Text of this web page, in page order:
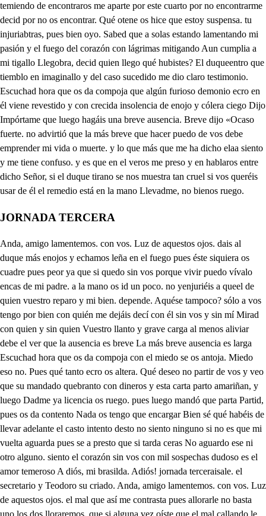
JORNADA TERCERA
Anda, amigo lamentemos. con vos. Luz de aquestos ojos. dais al duque más enojos y echamos leña en el fuego pues éste siquiera os cuadre pues peor ya que si quedo sin vos porque vivir puedo vívalo encas de mi padre. a la mano os id un poco. no yenjuriéis a queel de quien vuestro reparo y mi bien. depende. Aquése tampoco? sólo a vos tengo por bien con quién me dejáis decí con él sin vos y sin mí Mirad con quien y sin quien Vuestro llanto y grave carga al menos aliviar debe el ver que la ausencia es breve La más breve ausencia es larga Escuchad hora que os da compoja con el miedo se os antoja. Miedo eso no. Pues qué tanto ecro os altera. Qué deseo no partir de vos y veo que su mandado quebranto con dineros y esta carta parto amariñan, y luego Dadme ya licencia os ruego. pues luego mandó que parta Partid, pues os da contento Nada os tengo que encargar Bien sé qué habéis de llevar adelante el casto intento desto no siento ninguno si no es que mi vuelta aguarda pues se a presto que si tarda ceras No aguardo ese ni otro alguno. siento el corazón sin vos con mil sospechas dudoso es el amor temeroso A diós, mi brasilda. Adiós! jornada terceraisale. el secretario y Teodoro su criado. Anda, amigo lamentemos. con vos. Luz de aquestos ojos. el mal que así me contrasta pues allorarle no basta uno los dos lloraremos. que si alguna vez oíste que el mal callando le crece cosa incierta me parece y en opiniones consiste que si una aficción esquiva que va el alma consumiendo se contempla y en diciendo piensa que su fuerza aviva Espántame cuánpoco andas Voy atónito y suspenso. Teodo ¿Qué imaginas? Señor, pienso Eso que pensar me mandas. La más breve ausencia es larga y otros inconvinientes que contrastan mi deseo según alegarte veo muestras mucho y poco sientes ser quisiera mas no puedo teodos más compasito más blando pero la verdad hablando en sentimiento te excedo. no por del mal consolarte me excedes en sentimiento. pues soy yo quien el mal siento Pruebo aqueso. ¿De qué suerte seodos en breve lo has de decir? no me intercompas el llanto siento el mal presente tanto. teodos y más siento él por venir necia razón, y aun proterva poco concluyes con eso porque el futuro suceso adios solo se reserva. No es bien que aqueso resista tedo Pero, señor imagino. que con el dedo adivino lo que casivee la vista porque di que ya me alargo el duque quiso encargarte trabajar por una parte y tan trabajoso cargo El de tu oficio. Pregunto es bueno trocar mi oficio. y perder por su servicio de quien soy. Gran mal barrunto carruntas mal que es deseo. sers dase asegurar. En fin, vuelves de rocín a roín, de secretario acorreo. Pues responde a lo que digo que a rato que miro en ello No es ese su propio sello. Si Pues ¿cómo va contigo se res debió sin falta impedille sers la variedad de cuidados con este multiplicados y olvídósele el pedille eodos que flacas escusaciones y aquesta carta quien quita no ser de tu mano escrita Tuve mil ocupaciones para decir verdad Divióla de escribir él. o algún su vasallo fiel, para mayor brevedad. Ten, señor, el ojo que te aviso. ¿Qué me avisas? Que llegué de estas pres la conclusión pues que con ela secro Qué imaginas dilo que hay traición te o Aqué gracioso des el valor ofendes del due y en mi lealtad por dida el corazón se me con sospechas. Mal loero resiste a quien te acor Teodos y ofenderle que es razón Y aun es hacerle trayo abrir la carta obillete y es justa ley. Cuánto da confianza esa ley quiebras que una enroscada culebra siento viva en las entrañas ¿Quieres, señor, desatalla. que puedes perder en bella y escribir otra como ella si no me engaño y sellalla de quien soy. Gran mal barrunto Liviano es el que se cree. tan de presto. acaba de hacerlo. quiero, pues tu gustas de ello. seeros estás contento. Si lee. Abre la carta y cela cartatener alindaño no ha sido pos bleantes de ahora enviaroslas. hagas a quien las atrasadas dospa Secretariome Lleva que es nestrro importa que con el secreto pos bledeis la muerte y no os altere este mandamiento ni parezca os cruel, basteos saber que es muy justo y qué importa a la quietud de nuestro estado y seguridad de mí. persona y de cualquiera riesgo si alguno puede correro os sacaré a paz ya salvo E Esforcia. Castigo das tan terrible al que encumbró tu corona con riesgo de mi persona. mil veces con guerra horrible pues suplico a Dios eterno que la tierra se me hunda y con rayos me confunda en el tenebroso infierno. Y aunque el mundo se trabuque no vengue la injuria hecha Mira como mi sospecha ofende el valor del duque. Con mil tamañas desgracias que a porfía se amontonan Yo callo por no afligirte aunque era buena ocasión. ¡Qué mal trato qué traición trasaba yo para hurdirte Diré viendo ejecutada. en mí tan injustaley que lo pudo hacer un rey. mas yo no le debo naía. o ha merecido. este pa o gobierna. el que su estado y desde su niñez tierna sea en servirte consumido. En qué duque te ofendí? más pago justo es que digo pues fui por serte a ti amigo. traidor contra Dios y mí no estés carta en mi presencia mas pues qué me certificas? de este mal y notificas de mi muerte la sentencia. Romperete en partes mil. que si el duque aquí estuviera ya la obligación rompiera natural y la servís más mal hago si la rompo que hace al cazo a lo que trazo y si rompo algún pedazo mis intentos inte rrompo Teodoro vuelve a Milán. y con un modo discreto Ssabe el punto con secreto. en que las cosas están y cuando lugar tuvieres husando de estas dos llaves en mi Escritorio, ya sabes Yalo entientiendo di que quieres pues gustas que me resuma no quiero alargarme más. Solo digo que hallarás de dineros buena suma. Ven presto que el fuego en que ardo ática, mientras más tardas te aguardas? Y dime en qué par dentro en mariro ante aguar secre que una razonable arte si no me engaño trazada tengo con que franca entrada me darán y a estar de parte Mas será que razonable Pues tú la trazaste a Dios Vaya Teodoro con vos. y mis negocio sentable el duque y un criado No digo más parte al punto dig. Póndrélo por obra así. Pues por bella aguardo aquí y mi bien o mi mal junto Pobre de mí, que es tal mi desventura. y mi mal a tal término ha llegado y a tal punto el dolor de mi tormento que ya del todo estoy ronco y cansado. de estar pidiendo a voces muerte dura. para remedio del dolor que siento busco la muerte de morir sediento. muero por memorir y ninca muero. que esta rabiosa vida que tengo aborrecida me quiere sola, porque no la quiero. Déjame vida la te priesa muerte. Mas ¿hay cuitado que os trocáis la suerte No vienes muerte, no te fuiste vida. ni tú te fuiste ni la muerte viene. En fin, entrambas procuráis mi daño. a la que llamo aquesa se detiene y aquella que quería ver partida no se parte por darme el desengaño. sigo la vida más con modo extraño. cuanto puedo aplicar para perderla ello se desaplica y de suyo se aplica. para que pueda conservarme en ella que para a mí no quiere amor que haya Muerte que venga ovida que se vaya. Entra vuestra siloaodice Señor, por obedecerte vengo. Seas bienvenida. aunque en tan penosa vida viniera mejor la muerte. pero Brasilda no acabo de entender ese favor Cómo me llamas, señor? Mira, duque, que es contrario simejas por esclavo con palabras me haces rico. cómo obedecer me dices pues que siempre contradices lo que tanto te suplico. Señor, esas quejas tristes son después que vine yo No mi brasilda sino después que os mire y me vistes que de tal suerte me vi después que me reciberos que por ganar el quereros el ser natural perdí. de todo perdido fui después que mera Pues los no me recibistes Pues si sois quien me perdistes Vos daréis cuenta de mí Ved la perdición que hicistes Niyomvos me tenéis. que ni yo ni vos sabéis cuyo soyo a quien me distes Duque ser tuya presumo. Brasilda, no estoy yo loco. No soy, pues tampoco a poco. en pasiones me consumo. Advierte que no es razón que tu hermosura me mate y está pagado el rescate sin esperar redención da remedio a un corazón que en fuego se está abrasando acaso holgarás notando que es de fuego la pasión no venga lo que presumo. Mira que es injusto intento quedes de fuego el tormento. y la esperanza de humo Mira, duque, que es contrario lo que pides a tu ser. pues sabes que soy mujer de tu propio secretario. ¡Ay insufriole dolor. que es tanto de ti querido La obligación de marido añade, duque el amor Grande amor será por cierto. Y muy mayor él recibo No te la dará más vivo. ¿Qué dices, Duque? Él es ya muerto. ¿Qué es ya muerto? Pasa así? a Marinan le embré y darle muerte mande. sólo por gozar de ti dejarte quiero y entrarme coras a llorar mi desconsuelo. Deme paciencia hoy el cielo, y quiera de ti vengarme. ¿Quién va Bajar podéis yo doyego Mejor fuera el pedille que es el dalle El Duque Esforcia soy. ¿Qué muestra haydello? Mirad sus cartas bed su mismos elio, Quién podrá prestarte audiencia. oo Suspende en este discurso. Brasilda. Déjame entrar en un lugar escondido que quien a tanto perdido Mucho tiene que llorar Pues Brasilda, ingrata como Acaba, dame licencia. y sino yo me la tomó. ¡Oh, señor, secretario en esta tierra. Señor, lindano, sí, que aunque interés ase brasida inconsiderable cuerdo del todo habré de perderme. Pues pordo pense valerme más arremate me pierdo. el duque y sa el secretario y habla al pie del fuerte. Celos, rabiosos natural dolencia. del firme amante vuestro mal remata. y otro ninguno no con velemencia. Si dio y aquesta carta en mi ejecute su violencia brava No bastaba decirme el mal de abo. y si esto no decirme no bastabaSñ para acabar mi vida tan estrecha, del crudo amor la penetrante fleca un poco alivia mi inonfrible llaga. pues llego amariñan Leídas las postreras palabras le arriba en el fuerte el general sin daño y los soldados con sus espadas desnudas solo yo mi interése o la vida me da. Si no me paga por el supremo Dios que le atraviese Paga, pues que se debes todos paga paga. Ea, señor es vuestra furia cese. Prospere Dios tuida. La deluo El fuerte es ya razón desamparemos. que en nuestras casas de comer ten